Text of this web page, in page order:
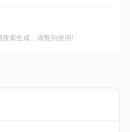
索生成，请甄别使用!